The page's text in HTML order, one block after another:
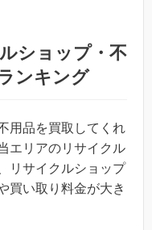
ショップ・不
ンキング
用品を買取してくれ
エリアのリサイクル
リサイクルショップ
買い取り料金が大き